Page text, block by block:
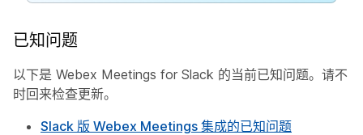
已知问题
以下是 Webex Meetings for Slack 的当前已知问题。请不
时回来检查更新。
Slack 版 Webex Meetings 集成的已知问题